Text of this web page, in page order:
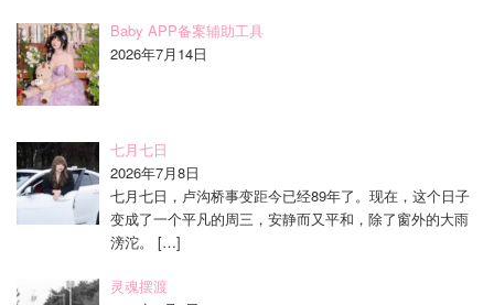
Baby APP备案辅助工具
2026年7月14日
七月七日
2026年7月8日
七月七日，卢沟桥事变距今已经89年了。现在，这个日子
变成了一个平凡的周三，安静而又平和，除了窗外的大雨
滂沱。
[…]
灵魂摆渡